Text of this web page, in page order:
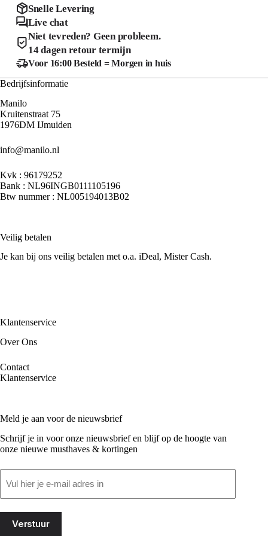
op
de
productpagina
Snelle Levering
Live chat
Niet tevreden? Geen probleem.
14 dagen retour termijn
Voor 16:00 Besteld = Morgen in huis
Bedrijfsinformatie
Manilo
Kruitenstraat 75
1976DM IJmuiden
info@manilo.nl
Kvk : 96179252
Bank : NL96INGB0111105196
Btw nummer : NL005194013B02
Veilig betalen
Je kan bij ons veilig betalen met o.a. iDeal, Mister Cash.
Klantenservice
Over Ons
Contact
Klantenservice
Meld je aan voor de nieuwsbrief
Schrijf je in voor onze nieuwsbrief en blijf op de hoogte van
onze nieuwe musthaves & kortingen
(Vereist)